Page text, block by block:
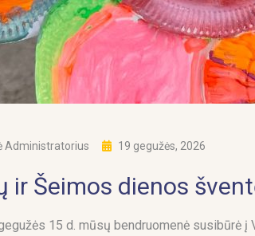
Administratorius 19 gegužės, 2026
ir Šeimos dienos
15 d. mūsų bendruomenė susibūrė į